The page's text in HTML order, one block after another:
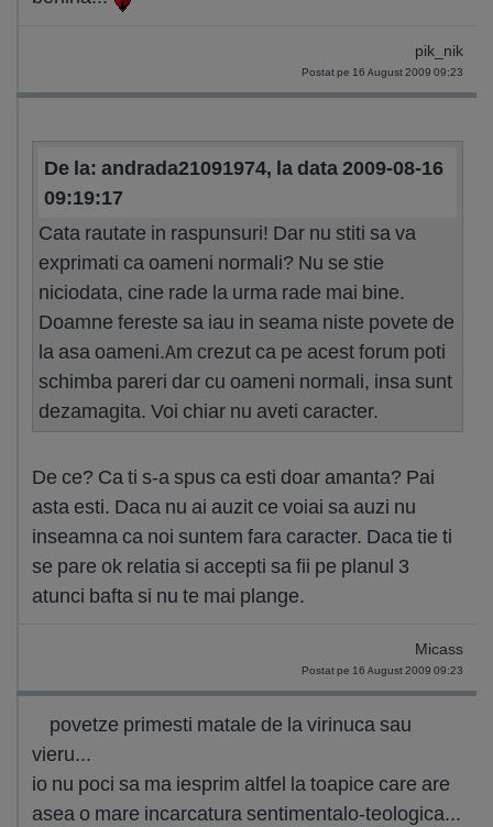
pik_nik
Postat pe 16 August 2009 09:23
De la: andrada21091974, la data 2009-08-16
09:19:17
Cata rautate in raspunsuri! Dar nu stiti sa va
exprimati ca oameni normali? Nu se stie
niciodata, cine rade la urma rade mai bine.
Doamne fereste sa iau in seama niste povete de
la asa oameni.Am crezut ca pe acest forum poti
schimba pareri dar cu oameni normali, insa sunt
dezamagita. Voi chiar nu aveti caracter.
De ce? Ca ti s-a spus ca esti doar amanta? Pai
asta esti. Daca nu ai auzit ce voiai sa auzi nu
inseamna ca noi suntem fara caracter. Daca tie ti
se pare ok relatia si accepti sa fii pe planul 3
atunci bafta si nu te mai plange.
Micass
Postat pe 16 August 2009 09:23
povetze primesti matale de la virinuca sau
vieru...
io nu poci sa ma iesprim altfel la toapice care are
asea o mare incarcatura sentimentalo-teologica...